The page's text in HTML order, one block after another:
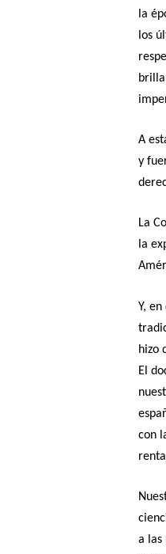
la
los
A
y
La
la
Y,
hizo
El
con
a las